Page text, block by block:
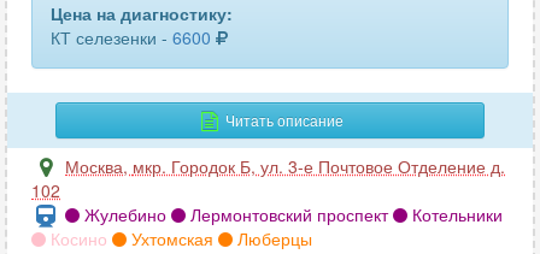
грудного отдела позвоночника
грудной аорты 23
желудка 3
желчного пузыря 11
Цена на диагностику:
КТ селезенки - 6600
Читать описание
Москва, мкр. Городок Б, ул. 3-е Почтовое Отделение д.
102
Жулебино
Лермонтовский проспект
Котельники
Косино
Ухтомская Люберцы